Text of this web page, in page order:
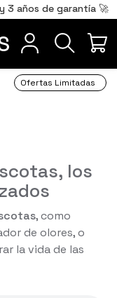
3 años de garantía 🚀
Ofertas Limitadas
los
, como
de olores, o
la vida de las
con el mejor
Total 0,00€
CARRITO
PT
FR